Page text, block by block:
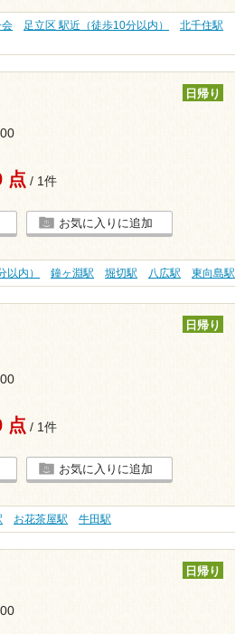
会 足立区 駅近（徒歩10分以内）
北千住駅
日帰り
点 / 1件
お気に入りに追加
内） 鐘ヶ淵駅 堀切駅 八広駅 東向島駅
日帰り
点 / 1件
お気に入りに追加
お花茶屋駅 牛田駅
日帰り